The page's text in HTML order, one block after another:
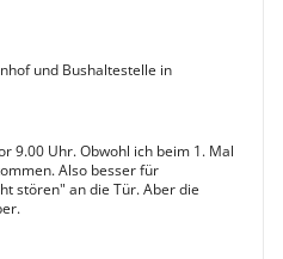
und Bushaltestelle in
9.00 Uhr. Obwohl ich beim 1. Mal
Also besser für
stören" an die Tür. Aber die